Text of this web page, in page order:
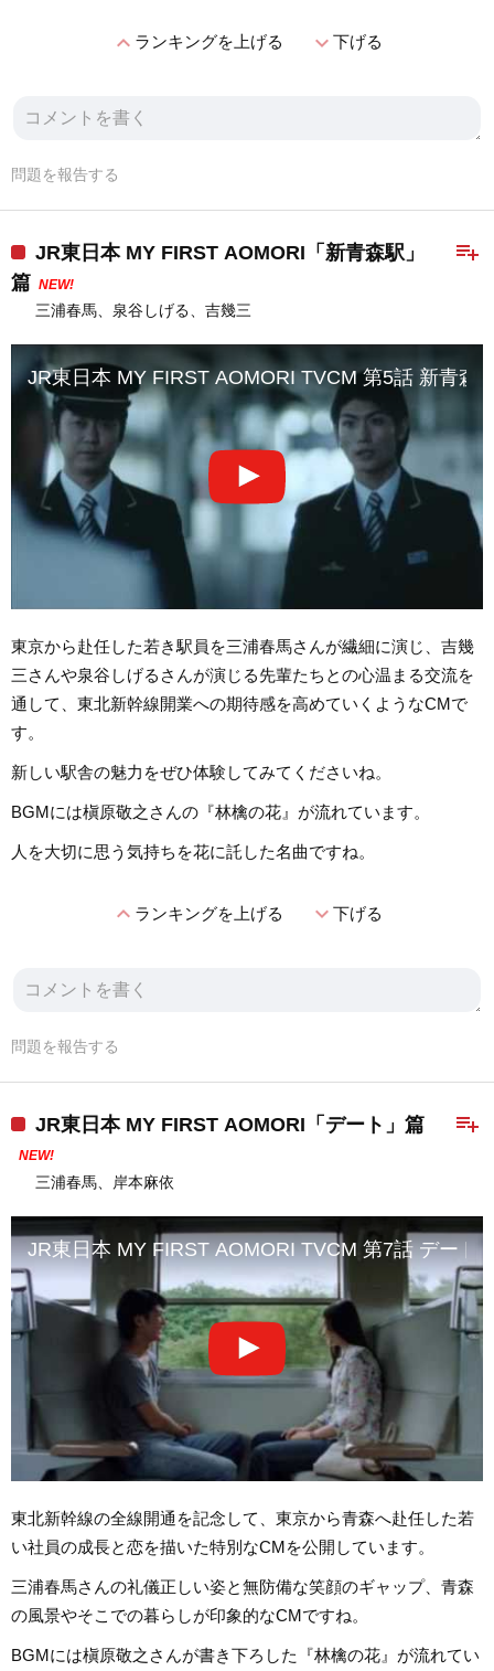
expand_lessランキングを上げる expand_more下げる
問題を報告する
playlist_add
JR東日本 MY FIRST AOMORI「新青森駅」
篇 NEW!
三浦春馬、泉谷しげる、吉幾三
JR東日本 MY FIRST AOMORI TVCM 第5話 新青森
東京から赴任した若き駅員を三浦春馬さんが繊細に演じ、吉幾
三さんや泉谷しげるさんが演じる先輩たちとの心温まる交流を
通して、東北新幹線開業への期待感を高めていくようなCMで
す。
新しい駅舎の魅力をぜひ体験してみてくださいね。
BGMには槇原敬之さんの『林檎の花』が流れています。
人を大切に思う気持ちを花に託した名曲ですね。
expand_lessランキングを上げる expand_more下げる
問題を報告する
playlist_add
JR東日本 MY FIRST AOMORI「デート」篇
NEW!
三浦春馬、岸本麻依
JR東日本 MY FIRST AOMORI TVCM 第7話 デート
東北新幹線の全線開通を記念して、東京から青森へ赴任した若
い社員の成長と恋を描いた特別なCMを公開しています。
三浦春馬さんの礼儀正しい姿と無防備な笑顔のギャップ、青森
の風景やそこでの暮らしが印象的なCMですね。
BGMには槇原敬之さんが書き下ろした『林檎の花』が流れてい